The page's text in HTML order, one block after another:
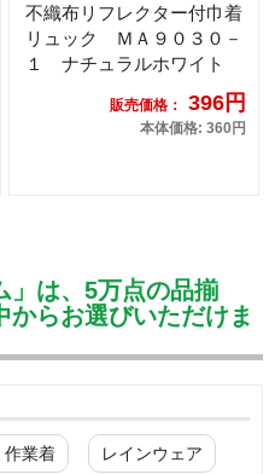
不織布リフレクター付巾着
リュック ＭＡ９０３０－
１ ナチュラルホワイト
販売価格： 396円
本体価格: 360円
」は、5万点の品揃
からお選びいただけま
作業着 レインウェア